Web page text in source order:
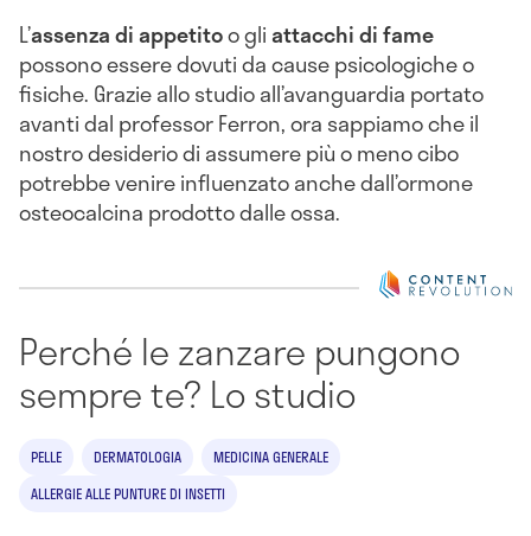
L’assenza di appetitoo gliattacchi di fame
possono essere dovuti da cause psicologiche o
fisiche. Grazie allo studio all’avanguardia portato
avanti dal professor Ferron, ora sappiamo che il
nostro desiderio di assumere più o meno cibo
potrebbe venire influenzato anche dall’ormone
osteocalcina prodotto dalle ossa.
Perché le zanzare pungono
sempre te? Lo studio
PELLE DERMATOLOGIA
MEDICINA GENERALE
ALLERGIE ALLE PUNTURE DI INSETTI